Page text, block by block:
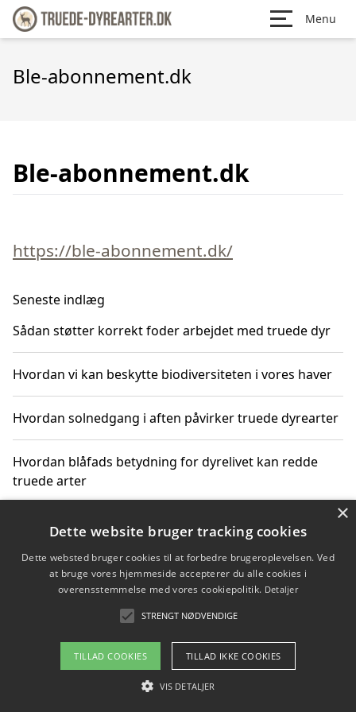
Menu
Ble-abonnement.dk
Ble-abonnement.dk
https://ble-abonnement.dk/
Seneste indlæg
Sådan støtter korrekt foder arbejdet med truede dyr
Hvordan vi kan beskytte biodiversiteten i vores haver
Hvordan solnedgang i aften påvirker truede dyrearter
Hvordan blåfads betydning for dyrelivet kan redde
truede arter
Hvordan kan gaver til unge voksne støtte bevarelsen
Copyright 2026 - Pilanto Aps
Om / kontakt
Blog Betingelser
×
Dette website bruger tracking cookies
Dette websted bruger cookies til at forbedre brugeroplevelsen. Ved
at bruge vores hjemmeside accepterer du alle cookies i
overensstemmelse med vores cookiepolitik. Detaljer
STRENGT NØDVENDIGE
TILLAD COOKIES TILLAD IKKE COOKIES
VIS DETALJER